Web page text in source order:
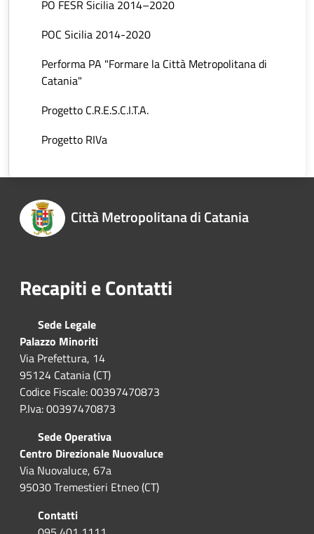
PO FESR Sicilia 2014–2020
POC Sicilia 2014-2020
Performa PA "Formare la Città Metropolitana di
Catania"
Progetto C.R.E.S.C.I.T.A.
Progetto RIVa
Città Metropolitana di Catania
Recapiti e Contatti
Sede Legale
Palazzo Minoriti
Via Prefettura, 14
95124 Catania (CT)
Codice Fiscale: 00397470873
P.Iva: 00397470873
Sede Operativa
Centro Direzionale Nuovaluce
Via Nuovaluce, 67a
95030 Tremestieri Etneo (CT)
Contatti